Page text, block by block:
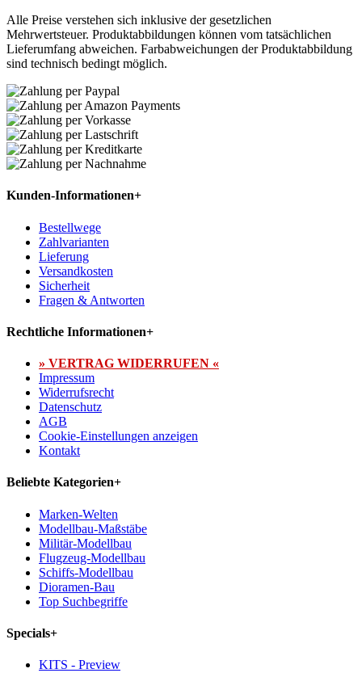
Alle Preise verstehen sich inklusive der gesetzlichen
Mehrwertsteuer. Produktabbildungen können vom tatsächlichen
Lieferumfang abweichen. Farbabweichungen der Produktabbildung
sind technisch bedingt möglich.
Kunden-Informationen+
Bestellwege
Zahlvarianten
Lieferung
Versandkosten
Sicherheit
Fragen & Antworten
Rechtliche Informationen+
» VERTRAG WIDERRUFEN «
Impressum
Widerrufsrecht
Datenschutz
AGB
Cookie-Einstellungen anzeigen
Kontakt
Beliebte Kategorien+
Marken-Welten
Modellbau-Maßstäbe
Militär-Modellbau
Flugzeug-Modellbau
Schiffs-Modellbau
Dioramen-Bau
Top Suchbegriffe
Specials+
KITS - Preview